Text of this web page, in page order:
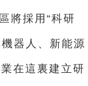
將採用“科研
器人、新能源
在這裏建立研